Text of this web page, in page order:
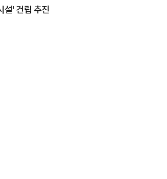
설' 건립 추진